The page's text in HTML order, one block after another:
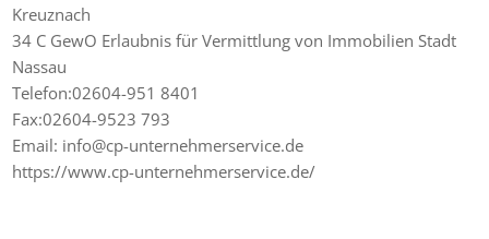
Kreuznach
34 C GewO Erlaubnis für Vermittlung von Immobilien Stadt
Nassau
Telefon:02604-951 8401
Fax:02604-9523 793
Email: info@cp-unternehmerservice.de
https://www.cp-unternehmerservice.de/